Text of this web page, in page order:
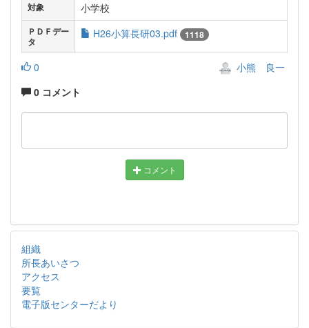
対象 小学校
ＰＤＦデー
タ
H26小算長研03.pdf 1118
0
小熊 良一
0 コメント
コメント
組織
所長あいさつ
アクセス
要覧
電子版センターだより